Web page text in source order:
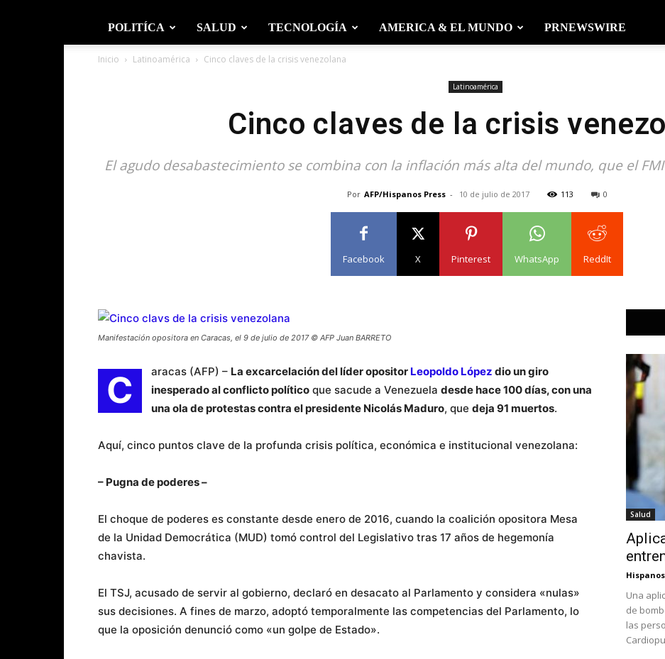
POLITÍCA SALUD TECNOLOGÍA AMERICA & EL MUNDO PRNEWSWIRE
Inicio Latinoamérica Cinco claves de la crisis venezolana
Latinoamérica
Cinco claves de la crisis
El agudo desabastecimiento se combina con la inflación más alta del mundo, que el
Por AFP/Hispanos Press - 10 de julio de 2017 113 0
Facebook X Pinterest WhatsApp ReddIt
Manifestación opositora en Caracas, el 9 de julio de 2017 © AFP Juan BARRETO
C aracas (AFP) – La excarcelación del líder opositor Leopoldo López dio un giro
inesperado al conflicto político que sacude a Venezuela desde hace 100 días, con una
una ola de protestas contra el presidente Nicolás Maduro, que deja 91 muertos.
Aquí, cinco puntos clave de la profunda crisis política, económica e institucional venezolana:
– Pugna de poderes –
El choque de poderes es constante desde enero de 2016, cuando la coalición opositora Mesa
de la Unidad Democrática (MUD) tomó control del Legislativo tras 17 años de hegemonía
chavista.
El TSJ, acusado de servir al gobierno, declaró en desacato al Parlamento y considera «nulas»
sus decisiones. A fines de marzo, adoptó temporalmente las competencias del Parlamento, lo
que la oposición denunció como «un golpe de Estado».
Salud
Una
de
las